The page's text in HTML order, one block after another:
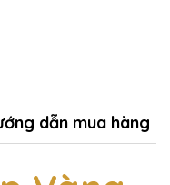
dẫn mua hàng